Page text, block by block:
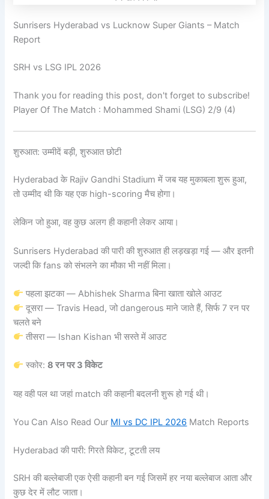
Sunrisers Hyderabad vs Lucknow Super Giants – Match
Report
SRH vs LSG IPL 2026
Thank you for reading this post, don't forget to subscribe!
Player Of The Match : Mohammed Shami (LSG) 2/9 (4)
शुरुआत: उम्मीदें बड़ी, शुरुआत छोटी
Hyderabad के Rajiv Gandhi Stadium में जब यह मुकाबला शुरू हुआ,
तो उम्मीद थी कि यह एक high-scoring मैच होगा।
लेकिन जो हुआ, वह कुछ अलग ही कहानी लेकर आया।
Sunrisers Hyderabad की पारी की शुरुआत ही लड़खड़ा गई — और इतनी
जल्दी कि fans को संभलने का मौका भी नहीं मिला।
पहला झटका — Abhishek Sharma बिना खाता खोले आउट
दूसरा — Travis Head, जो dangerous माने जाते हैं, सिर्फ 7 रन पर
चलते बने
तीसरा — Ishan Kishan भी सस्ते में आउट
स्कोर:8 रन पर 3 विकेट
यह वही पल था जहां match की कहानी बदलनी शुरू हो गई थी।
You Can Also Read Our MI vs DC IPL 2026 Match Reports
Hyderabad की पारी: गिरते विकेट, टूटती लय
SRH की बल्लेबाजी एक ऐसी कहानी बन गई जिसमें हर नया बल्लेबाज आता और
कुछ देर में लौट जाता।